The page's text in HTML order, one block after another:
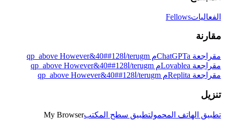
الفعالياتFellows
مقارنة
مقراجعة ChatGPTaم terugm/ا128##40&qp_above However
مقراجعة Lovableaم terugm/ا128##40&qp_above However
مقراجعة Replitaم terugm/ا128##40&qp_above However
تنزيل
تطبيق الهاتف المحمولتطبيق سطح المكتبMy Browser